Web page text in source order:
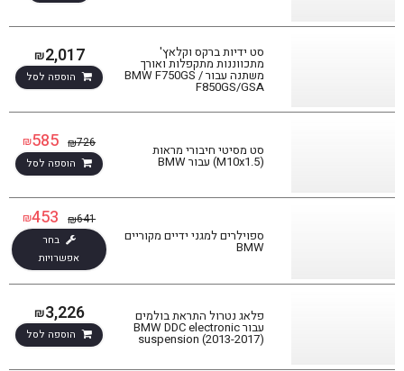
סט ידיות ברקס וקלאץ'
מתכווננות מתקפלות ואורך
משתנה עבור BMW F750GS /
F850GS/GSA
₪2,017
הוספה לסל
סט מסיטי חיבורי מראות
(M10x1.5) עבור BMW
₪726
₪585
הוספה לסל
ספוילרים למגני ידיים מקוריים
BMW
₪641
₪453
בחר
אפשרויות
פלאג נטרול התראת בולמים
עבור BMW DDC electronic
suspension (2013-2017)
₪3,226
הוספה לסל
הגדר סוג האופנוע שלך אפס